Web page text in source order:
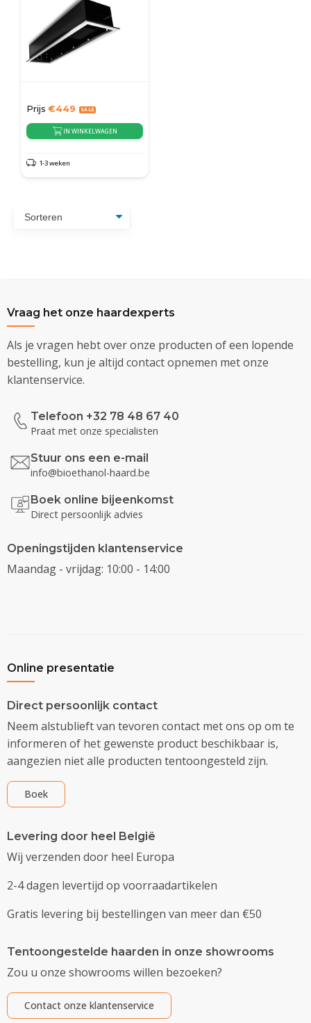
Prijs €449
IN WINKELWAGEN
1-3 weken
Vraag het onze haardexperts
Als je vragen hebt over onze producten of een lopende
bestelling, kun je altijd contact opnemen met onze
klantenservice.
Telefoon +32 78 48 67 40
Praat met onze specialisten
Stuur ons een e-mail
info@bioethanol-haard.be
Boek online bijeenkomst
Direct persoonlijk advies
Openingstijden klantenservice
Maandag - vrijdag: 10:00 - 14:00
Online presentatie
Direct persoonlijk contact
Neem alstublieft van tevoren contact met ons op om te
informeren of het gewenste product beschikbaar is,
aangezien niet alle producten tentoongesteld zijn.
Boek
Levering door heel België
Wij verzenden door heel Europa
2-4 dagen levertijd op voorraadartikelen
Gratis levering bij bestellingen van meer dan €50
Tentoongestelde haarden in onze showrooms
Zou u onze showrooms willen bezoeken?
Contact onze klantenservice